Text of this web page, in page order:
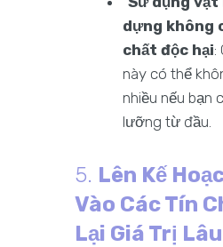
dựng không
chất độc hại:
này có thể
nhiều nếu bạn
lưỡng từ đầu.
5. Lên Kế
Vào Các Tín
Lại Giá Trị